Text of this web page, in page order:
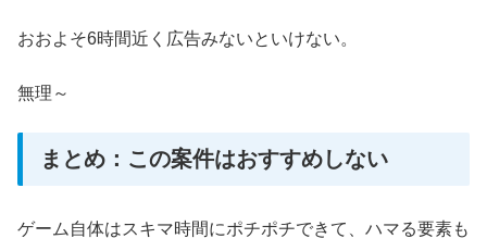
おおよそ6時間近く広告みないといけない。
無理～
まとめ：この案件はおすすめしない
ゲーム自体はスキマ時間にポチポチできて、ハマる要素も